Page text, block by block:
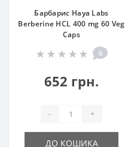
Барбарис Haya Labs
Berberine HCL 400 mg 60 Veg
Caps
0
652 грн.
- +
ДО КОШИКА